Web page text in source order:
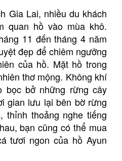
Gia Lai, nhiều du khách
quan hồ vào mùa khô.
11 đến tháng 4 năm
đẹp để chiêm ngưỡng
của hồ. Mặt hồ trong
thơ mộng. Không khí
bọc bở những rừng cây
gian lưu lại bên bờ rừng
thỉnh thoảng nghe tiếng
bạn cũng có thể mua
tươi ngon của hồ Ayun